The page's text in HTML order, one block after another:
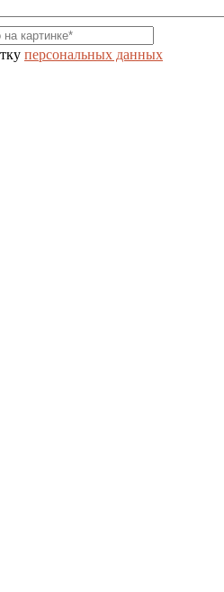
персональных данных